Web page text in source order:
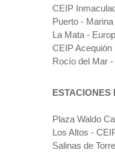
CEIP
Puerto -
La Mata -
CEIP Acequión
Rocío del Mar -
ESTACIONES
Plaza Waldo
Los Altos -
Salinas de